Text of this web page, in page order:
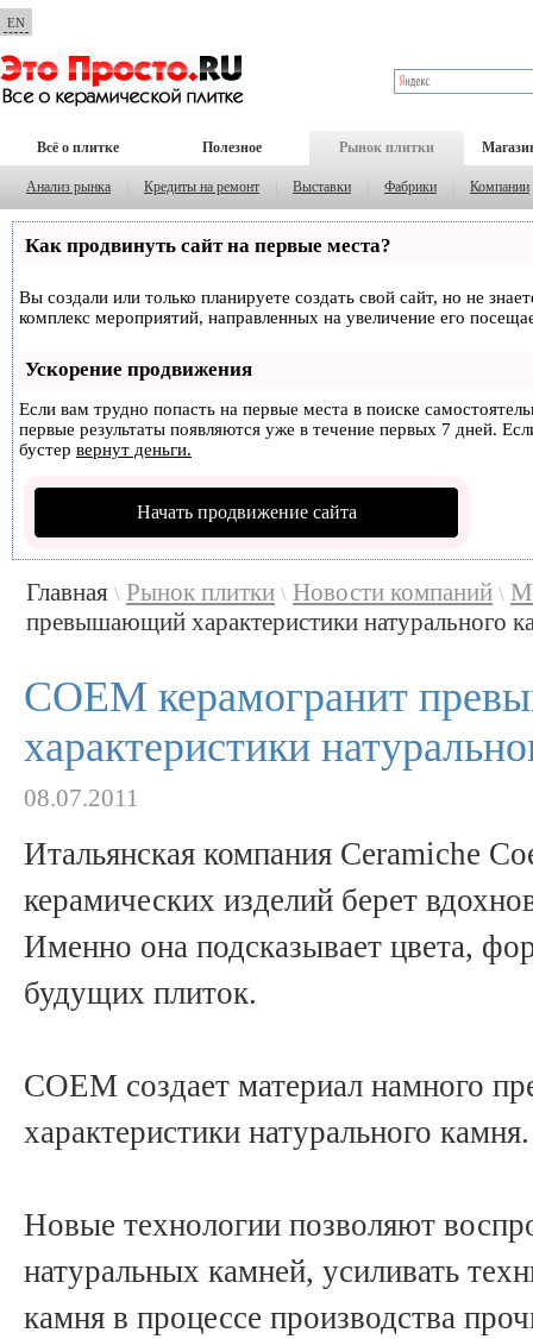
EN
Всё о плитке Полезное Рынок плитки
Анализ рынка Кредиты на ремонт Выставки Фабрики Компании
Как продвинуть сайт на первые места?
Вы создали или только планируете создать свой сайт, но не
комплекс мероприятий, направленных на увеличение его
Ускорение продвижения
Если вам трудно попасть на первые места в поиске
первые результаты появляются уже в течение первых 7 дней.
бустер вернут деньги.
Начать продвижение сайта
Главная \ Рынок плитки \ Новости компаний \
превышающий характеристики натурального
COEM керамогранит
характеристики
08.07.2011
Итальянская компания Ceramiche
керамических изделий берет
Именно она подсказывает цвета,
будущих плиток.
COEM создает материал намного
характеристики натурального камня.
Новые технологии позволяют
натуральных камней, усиливать
камня в процессе производства